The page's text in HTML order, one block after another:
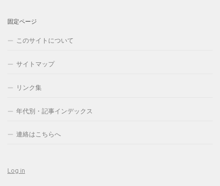
固定ページ
このサイトについて
サイトマップ
リンク集
年代別・記事インデックス
連絡はこちらへ
Log in